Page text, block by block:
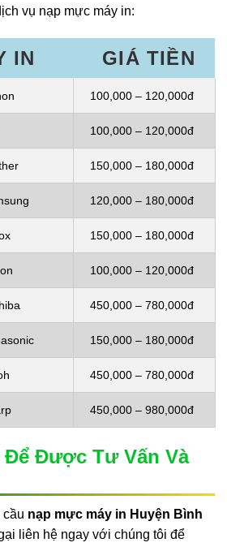
vụ nạp mực máy in:
IN GIÁ TIỀN
100,000 – 120,000đ
100,000 – 120,000đ
150,000 – 180,000đ
120,000 – 180,000đ
150,000 – 180,000đ
100,000 – 120,000đ
450,000 – 780,000đ
150,000 – 180,000đ
450,000 – 780,000đ
450,000 – 980,000đ
Để Được Tư Vấn Và
cầu nạp mực máy in Huyện Bình
liên hệ ngay với chúng tôi để